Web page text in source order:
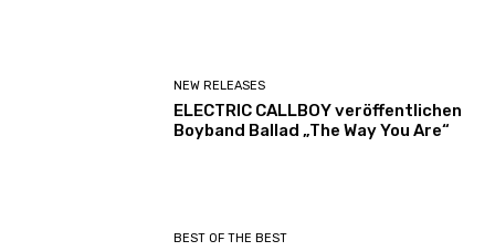
NEW RELEASES
ELECTRIC CALLBOY veröffentlichen
Boyband Ballad „The Way You Are“
BEST OF THE BEST